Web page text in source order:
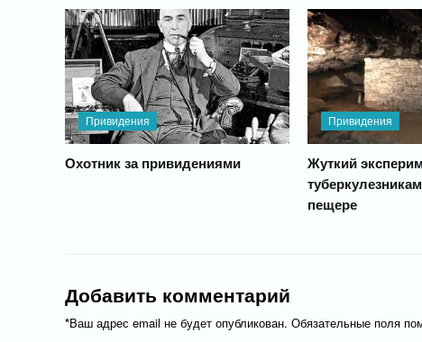
Привидения
Охотник за привидениями
Привидения
Жуткий
пещере
Добавить комментарий
Ваш адрес email не будет опубликован. Обязательные поля
*